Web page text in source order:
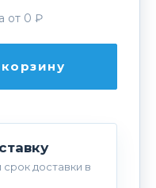
от 0 ₽
доставки в